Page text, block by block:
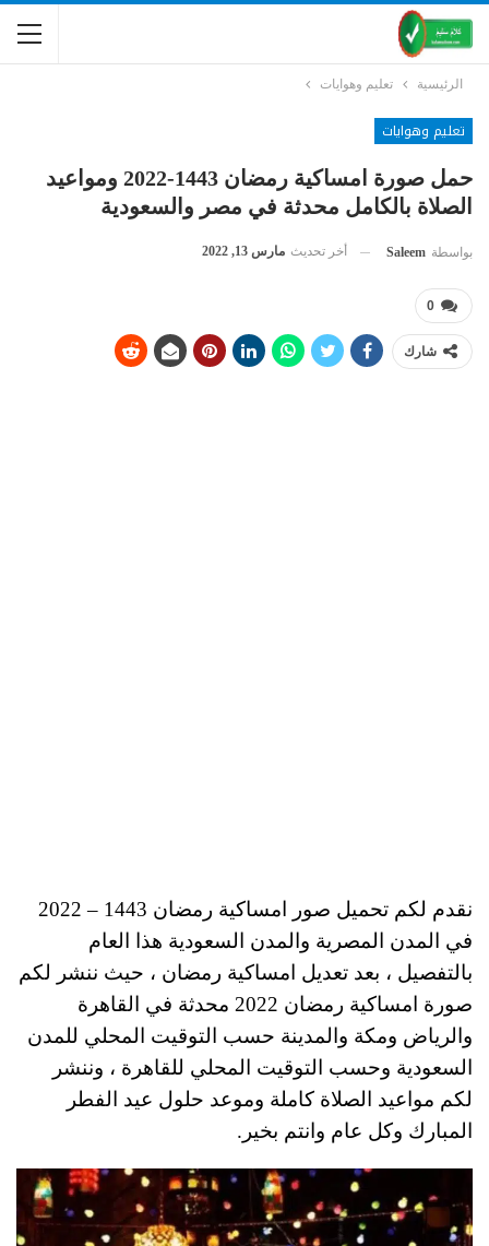
الرئيسية تعليم وهوايات
تعليم وهوايات
حمل صورة امساكية رمضان 1443-2022 ومواعيد
الصلاة بالكامل محدثة في مصر والسعودية
بواسطة Saleem أخر تحديث مارس 13, 2022
0
شارك
نقدم لكم تحميل صور امساكية رمضان 1443 – 2022
في المدن المصرية والمدن السعودية هذا العام
بالتفصيل ، بعد تعديل امساكية رمضان ، حيث ننشر لكم
صورة امساكية رمضان 2022 محدثة في القاهرة
والرياض ومكة والمدينة حسب التوقيت المحلي للمدن
السعودية وحسب التوقيت المحلي للقاهرة ، وننشر
لكم مواعيد الصلاة كاملة وموعد حلول عيد الفطر
المبارك وكل عام وانتم بخير.